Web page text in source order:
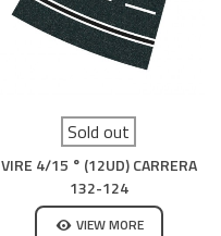
Sold out
VIRE 4/15 ° (12UD) CARRERA
132-124
VIEW MORE